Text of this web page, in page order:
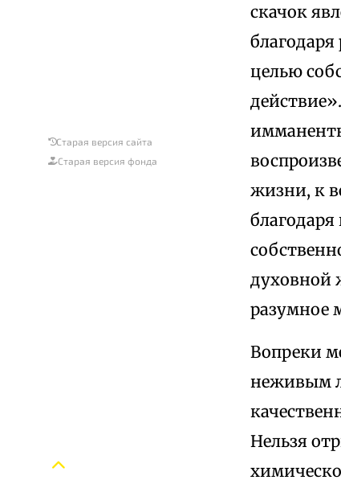
Старая версия сайта
Старая версия фонда
скачок
целью
жизни, к
духовной
разумное
Вопреки
неживым
Нельзя